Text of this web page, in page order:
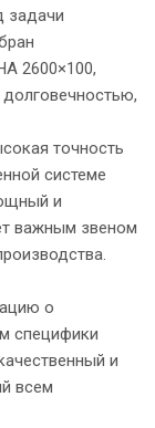
задачи
2600×100,
точность
системе
и
важным звеном
о
специфики
и
всем